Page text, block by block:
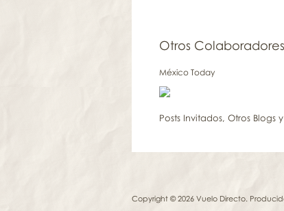
Otros Colaboradores
México Today
Posts Invitados, Otros Blogs
Copyright © 2026 Vuelo Directo.